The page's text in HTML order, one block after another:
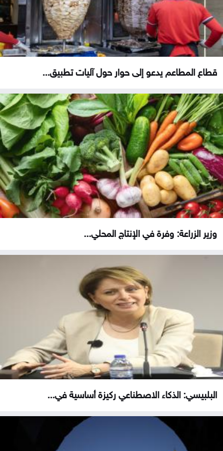
قطاع المطاعم يدعو إلى حوار حول آليات تطبيق...
وزير الزراعة: وفرة في الإنتاج المحلي...
البلبيسي: الذكاء الاصطناعي ركيزة أساسية في...